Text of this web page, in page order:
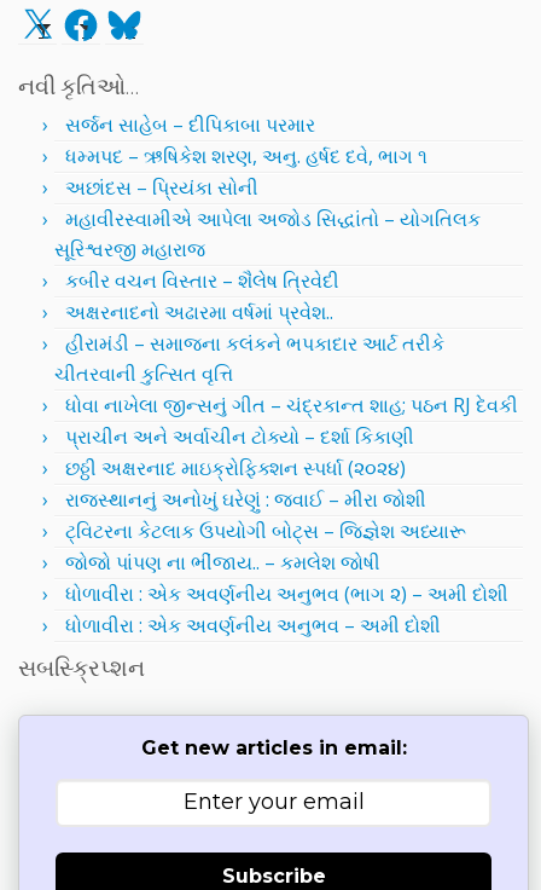
X Facebook
Bluesky
નવી કૃતિઓ…
સર્જન સાહેબ – દીપિકાબા પરમાર
ધમ્મપદ – ઋષિકેશ શરણ, અનુ. હર્ષદ દવે, ભાગ ૧
અછાંદસ – પ્રિયંકા સોની
મહાવીરસ્વામીએ આપેલા અજોડ સિદ્ધાંતો – યોગતિલક
સૂરિશ્વરજી મહારાજ
કબીર વચન વિસ્તાર – શૈલેષ ત્રિવેદી
અક્ષરનાદનો અઢારમા વર્ષમાં પ્રવેશ..
હીરામંડી – સમાજના કલંકને ભપકાદાર આર્ટ તરીકે
ચીતરવાની કુત્સિત વૃત્તિ
ધોવા નાખેલા જીન્સનું ગીત – ચંદ્રકાન્ત શાહ; પઠન RJ દેવકી
પ્રાચીન અને અર્વાચીન ટોક્યો – દર્શા કિકાણી
છઠ્ઠી અક્ષરનાદ માઇક્રોફિક્શન સ્પર્ધા (૨૦૨૪)
રાજસ્થાનનું અનોખું ઘરેણું : જવાઈ – મીરા જોશી
ટ્વિટરના કેટલાક ઉપયોગી બોટ્સ – જિજ્ઞેશ અધ્યારૂ
જોજો પાંપણ ના ભીંજાય.. – કમલેશ જોષી
ધોળાવીરા : એક અવર્ણનીય અનુભવ (ભાગ ૨) – અમી દોશી
ધોળાવીરા : એક અવર્ણનીય અનુભવ – અમી દોશી
સબસ્ક્રિપ્શન
Get new articles in email:
Subscribe